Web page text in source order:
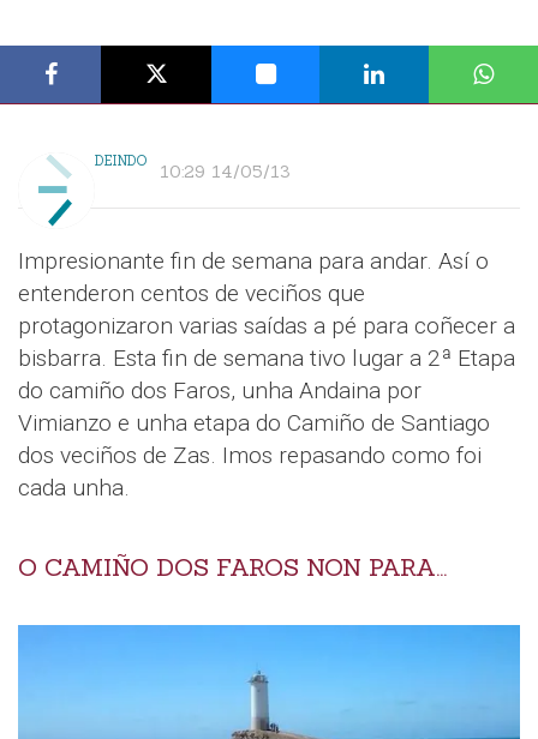
DEINDO 10:29 14/05/13
Impresionante fin de semana para andar. Así o
entenderon centos de veciños que
protagonizaron varias saídas a pé para coñecer a
bisbarra. Esta fin de semana tivo lugar a 2ª Etapa
do camiño dos Faros, unha Andaina por
Vimianzo e unha etapa do Camiño de Santiago
dos veciños de Zas. Imos repasando como foi
cada unha.
O CAMIÑO DOS FAROS NON PARA...